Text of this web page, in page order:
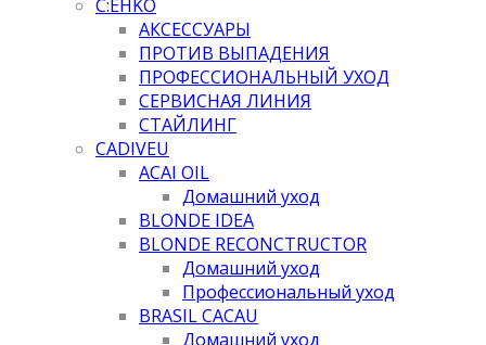
C:EHKO
АКСЕССУАРЫ
ПРОТИВ ВЫПАДЕНИЯ
ПРОФЕССИОНАЛЬНЫЙ УХОД
СЕРВИСНАЯ ЛИНИЯ
СТАЙЛИНГ
CADIVEU
ACAI OIL
Домашний уход
BLONDE IDEA
BLONDE RECONCTRUCTOR
Домашний уход
Профессиональный уход
BRASIL CACAU
Домашний уход